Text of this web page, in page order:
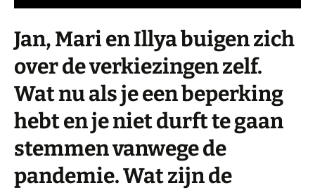
Jan, Mari en Illya buigen zich
over de verkiezingen zelf.
Wat nu als je een beperking
hebt en je niet durft te gaan
stemmen vanwege de
pandemie. Wat zijn de